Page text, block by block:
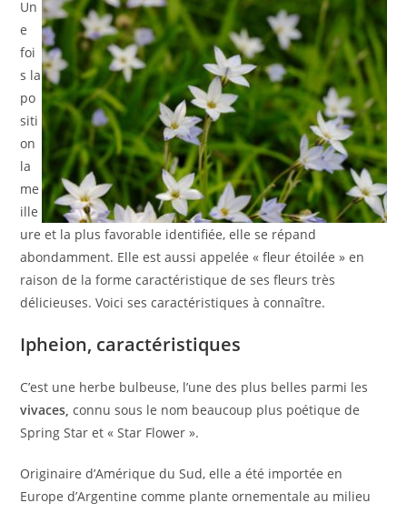
Un
e
foi
s la
po
siti
on
la
me
ille
ure et la plus favorable identifiée, elle se répand
abondamment. Elle est aussi appelée « fleur étoilée » en
raison de la forme caractéristique de ses fleurs très
délicieuses. Voici ses caractéristiques à connaître.
Ipheion, caractéristiques
C’est une herbe bulbeuse, l’une des plus belles parmi les
vivaces, connu sous le nom beaucoup plus poétique de
Spring Star et « Star Flower ».
Originaire d’Amérique du Sud, elle a été importée en
Europe d’Argentine comme plante ornementale au milieu